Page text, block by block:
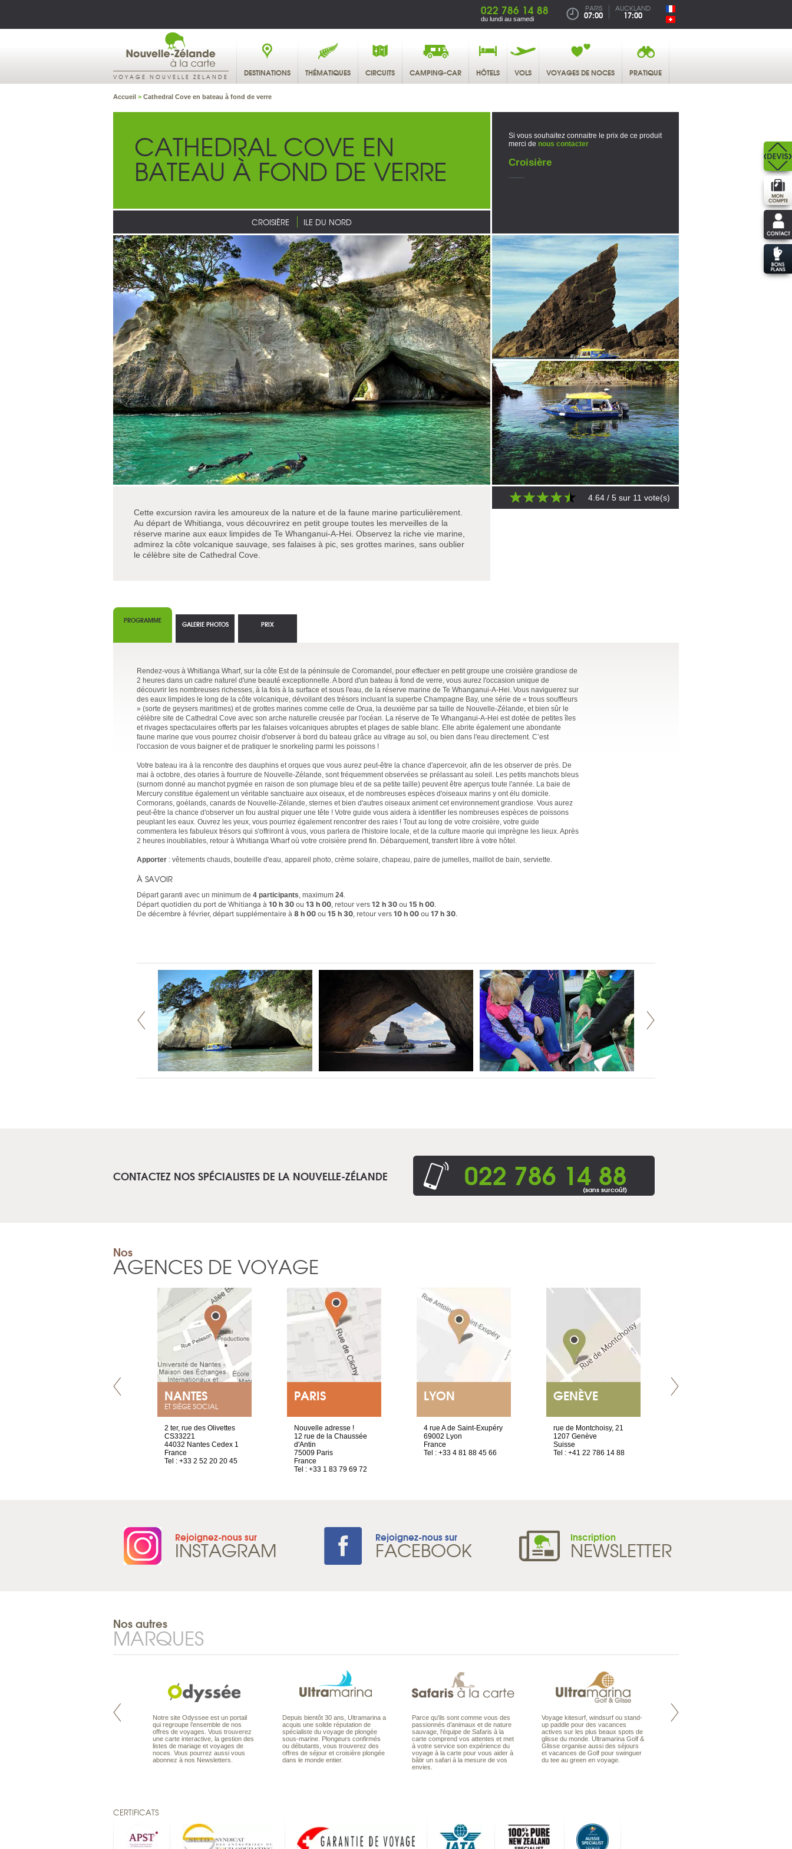
022 786 14 88
du lundi au samedi
PARIS
07:00
AUCKLAND
17:00
VOYAGE NOUVELLE ZELANDE DESTINATIONS THÉMATIQUES CIRCUITS CAMPING-CAR HÔTELS VOLS VOYAGES DE NOCES PRATIQUE
Accueil > Cathedral Cove en bateau à fond de verre
CATHEDRAL COVE EN
BATEAU À FOND DE VERRE
CROISIÈRE ILE DU NORD
Si vous souhaitez connaitre le prix de ce produit
merci de nous contacter
Croisière
Cette excursion ravira les amoureux de la nature et de la faune marine particulièrement.
Au départ de Whitianga, vous découvrirez en petit groupe toutes les merveilles de la
réserve marine aux eaux limpides de Te Whanganui-A-Hei. Observez la riche vie marine,
admirez la côte volcanique sauvage, ses falaises à pic, ses grottes marines, sans oublier
le célèbre site de Cathedral Cove.
4.64 / 5 sur 11 vote(s)
PROGRAMME
Rendez-vous à Whitianga Wharf, sur la côte Est de la péninsule de Coromandel, pour effectuer en petit groupe une croisière grandiose de
2 heures dans un cadre naturel d'une beauté exceptionnelle. A bord d'un bateau à fond de verre, vous aurez l'occasion unique de
découvrir les nombreuses richesses, à la fois à la surface et sous l'eau, de la réserve marine de Te Whanganui-A-Hei. Vous naviguerez sur
des eaux limpides le long de la côte volcanique, dévoilant des trésors incluant la superbe Champagne Bay, une série de « trous souffleurs
» (sorte de geysers maritimes) et de grottes marines comme celle de Orua, la deuxième par sa taille de Nouvelle-Zélande, et bien sûr le
célèbre site de Cathedral Cove avec son arche naturelle creusée par l'océan. La réserve de Te Whanganui-A-Hei est dotée de petites îles
et rivages spectaculaires offerts par les falaises volcaniques abruptes et plages de sable blanc. Elle abrite également une abondante
faune marine que vous pourrez choisir d'observer à bord du bateau grâce au vitrage au sol, ou bien dans l'eau directement. C’est
l'occasion de vous baigner et de pratiquer le snorkeling parmi les poissons !
Votre bateau ira à la rencontre des dauphins et orques que vous aurez peut-être la chance d'apercevoir, afin de les observer de près. De
mai à octobre, des otaries à fourrure de Nouvelle-Zélande, sont fréquemment observées se prélassant au soleil. Les petits manchots bleus
(surnom donné au manchot pygmée en raison de son plumage bleu et de sa petite taille) peuvent être aperçus toute l'année. La baie de
Mercury constitue également un véritable sanctuaire aux oiseaux, et de nombreuses espèces d'oiseaux marins y ont élu domicile.
Cormorans, goélands, canards de Nouvelle-Zélande, sternes et bien d'autres oiseaux animent cet environnement grandiose. Vous aurez
peut-être la chance d'observer un fou austral piquer une tête ! Votre guide vous aidera à identifier les nombreuses espèces de poissons
peuplant les eaux. Ouvrez les yeux, vous pourriez également rencontrer des raies ! Tout au long de votre croisière, votre guide
commentera les fabuleux trésors qui s'offriront à vous, vous parlera de l'histoire locale, et de la culture maorie qui imprègne les lieux. Après
2 heures inoubliables, retour à Whitianga Wharf où votre croisière prend fin. Débarquement, transfert libre à votre hôtel.
Apporter : vêtements chauds, bouteille d'eau, appareil photo, crème solaire, chapeau, paire de jumelles, maillot de bain, serviette.
À SAVOIR
Départ garanti avec un minimum de 4 participants, maximum 24.
Départ quotidien du port de Whitianga à 10 h 30 ou 13 h 00, retour vers 12 h 30 ou 15 h 00.
De décembre à février, départ supplémentaire à 8 h 00 ou 15 h 30, retour vers 10 h 00 ou 17 h 30.
GALERIE PHOTOS PRIX
CONTACTEZ NOS SPÉCIALISTES DE LA NOUVELLE-ZÉLANDE 022 786 14 88
(sans surcoût)
Nos
AGENCES DE VOYAGE
NANTES
ET SIÈGE SOCIAL
2 ter, rue des Olivettes
CS33221
44032 Nantes Cedex 1
France
Tel : +33 2 52 20 20 45
PARIS
Nouvelle adresse !
12 rue de la Chaussée
d'Antin
75009 Paris
France
Tel : +33 1 83 79 69 72
LYON
4 rue A de Saint-Exupéry
69002 Lyon
France
Tel : +33 4 81 88 45 66
GENÈVE
rue de Montchoisy, 21
1207 Genève
Suisse
Tel : +41 22 786 14 88
Rejoignez-nous sur
INSTAGRAM Rejoignez-nous sur
FACEBOOK Inscription
NEWSLETTER
Nos autres
MARQUES
Pacifique à la carte est le spécialiste
Notre site Odyssee est un portail
qui regroupe l’ensemble de nos
offres de voyages. Vous trouverez
une carte interactive, la gestion des
listes de mariage et voyages de
noces. Vous pourrez aussi vous
abonnez à nos Newsletters.
Depuis bientôt 30 ans, Ultramarina a
acquis une solide réputation de
spécialiste du voyage de plongée
sous-marine. Plongeurs confirmés
ou débutants, vous trouverez des
offres de séjour et croisière plongée
dans le monde entier.
Parce qu'ils sont comme vous des
passionnés d’animaux et de nature
sauvage, l'équipe de Safaris à la
carte comprend vos attentes et met
à votre service son expérience du
voyage à la carte pour vous aider à
bâtir un safari à la mesure de vos
envies.
Voyage kitesurf, windsurf ou stand-
up paddle pour des vacances
actives sur les plus beaux spots de
glisse du monde. Ultramarina Golf &
Glisse organise aussi des séjours
et vacances de Golf pour swinguer
du tee au green en voyage.
Maldives à la Carte propose tous
CERTIFICATS